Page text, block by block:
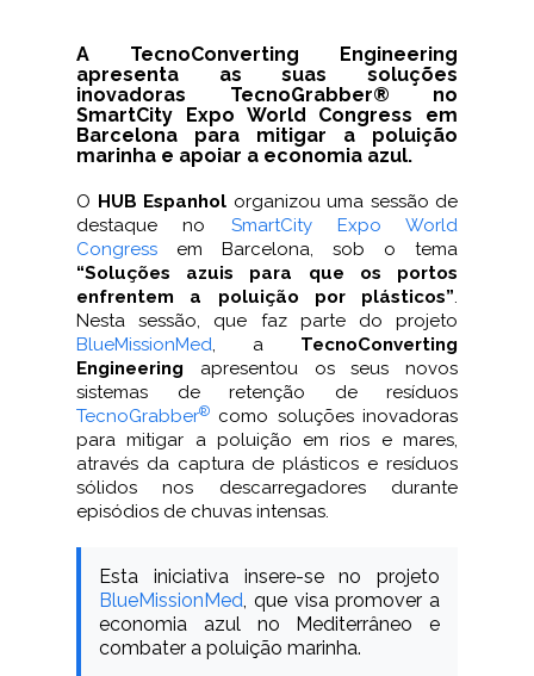
A TecnoConverting Engineering
apresenta as suas soluções
inovadoras TecnoGrabber® no
SmartCity Expo World Congress em
Barcelona para mitigar a poluição
marinha e apoiar a economia azul.
O HUB Espanhol organizou uma sessão de
destaque no SmartCity Expo World
Congress em Barcelona, sob o tema
“Soluções azuis para que os portos
enfrentem a poluição por plásticos”.
Nesta sessão, que faz parte do projeto
BlueMissionMed, a TecnoConverting
Engineering apresentou os seus novos
sistemas de retenção de resíduos
TecnoGrabber® como soluções inovadoras
para mitigar a poluição em rios e mares,
através da captura de plásticos e resíduos
sólidos nos descarregadores durante
episódios de chuvas intensas.
Esta iniciativa insere-se no projeto
BlueMissionMed, que visa promover a
economia azul no Mediterrâneo e
combater a poluição marinha.